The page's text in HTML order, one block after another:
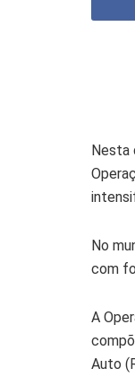
Nesta
No
com
A
Auto